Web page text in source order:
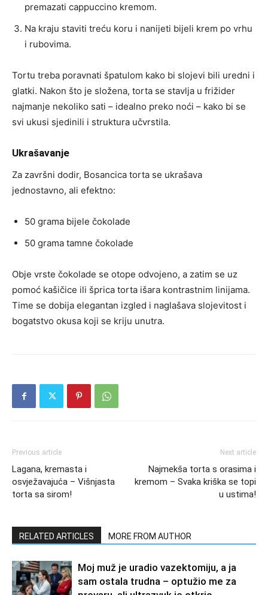
premazati cappuccino kremom.
Na kraju staviti treću koru i nanijeti bijeli krem po vrhu
i rubovima.
Tortu treba poravnati špatulom kako bi slojevi bili uredni i
glatki. Nakon što je složena, torta se stavlja u frižider
najmanje nekoliko sati – idealno preko noći – kako bi se
svi ukusi sjedinili i struktura učvrstila.
Ukrašavanje
Za završni dodir, Bosancica torta se ukrašava
jednostavno, ali efektno:
50 grama bijele čokolade
50 grama tamne čokolade
Obje vrste čokolade se otope odvojeno, a zatim se uz
pomoć kašičice ili šprica torta išara kontrastnim linijama.
Time se dobija elegantan izgled i naglašava slojevitost i
bogatstvo okusa koji se kriju unutra.
Previous article
Lagana, kremasta i
osvježavajuća – Višnjasta
torta sa sirom!
Next article
Najmekša torta s orasima i
kremom – Svaka kriška se topi
u ustima!
RELATED ARTICLES MORE FROM AUTHOR
Moj muž je uradio vazektomiju, a ja
sam ostala trudna – optužio me za